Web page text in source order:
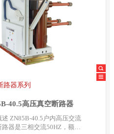
路器系列
40.5高压真空断路器
高压交流
器是三相交流50HZ，额定